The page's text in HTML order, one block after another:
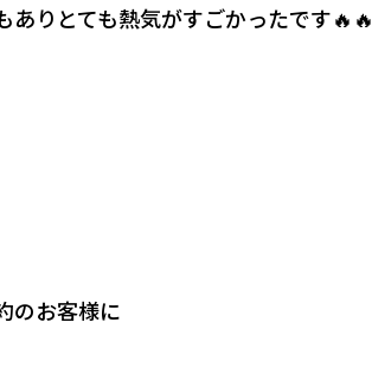
ありとても熱気がすごかったです🔥🔥
のお客様に